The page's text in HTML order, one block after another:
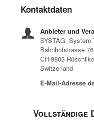
Kontaktdaten
Anbieter und
SYSTAG, System
Bahnhofstrasse 76
CH-8803
Switzerland
E-Mail-Adresse
Vollständige